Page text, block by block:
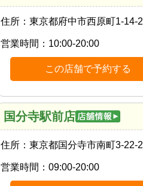
住所： 東京都府中市西原町1-14-2
営業時間： 10:00-20:00
この店舗で予約する
国分寺駅前店
住所： 東京都国分寺市南町3-22-2
営業時間： 09:00-20:00